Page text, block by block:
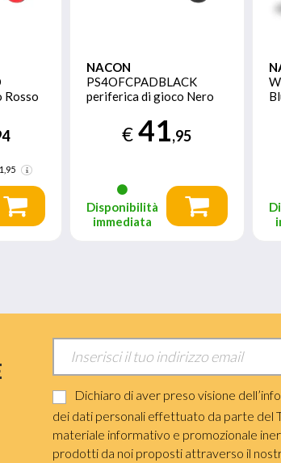
Rosso
NACON
PS4OFCPADBLACK
periferica di gioco Nero
Analogico/Digitale
PlayStation 4
€ 41,95
Disponibilità
immediata
Dichiaro di aver preso visione
dei dati personali effettuato da parte del
materiale informativo e promozionale
prodotti da noi proposti attraverso il